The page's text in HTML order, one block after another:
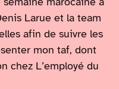
Larue et la team
afin de suivre les
mon taf, dont
chez L’employé du